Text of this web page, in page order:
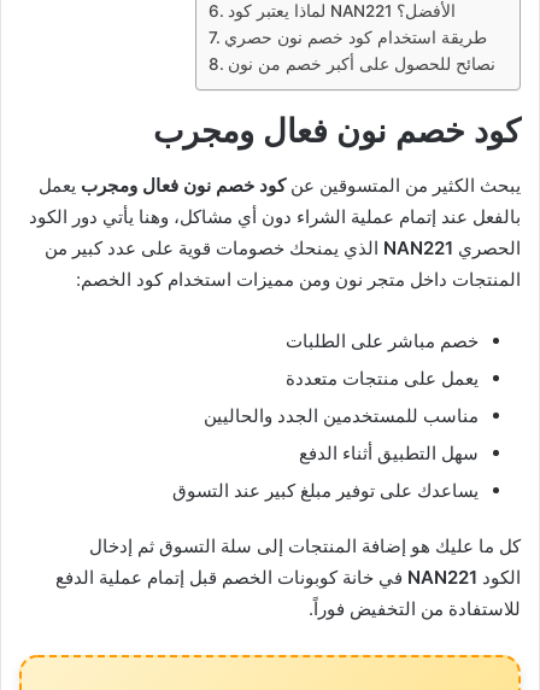
لماذا يعتبر كود NAN221 الأفضل؟
طريقة استخدام كود خصم نون حصري
نصائح للحصول على أكبر خصم من نون
كود خصم نون فعال ومجرب
يبحث الكثير من المتسوقين عنكود خصم نون فعال ومجرب يعمل
بالفعل عند إتمام عملية الشراء دون أي مشاكل، وهنا يأتي دور الكود
الحصري NAN221 الذي يمنحك خصومات قوية على عدد كبير من
المنتجات داخل متجر نون ومن مميزات استخدام كود الخصم:
خصم مباشر على الطلبات
يعمل على منتجات متعددة
مناسب للمستخدمين الجدد والحاليين
سهل التطبيق أثناء الدفع
يساعدك على توفير مبلغ كبير عند التسوق
كل ما عليك هو إضافة المنتجات إلى سلة التسوق ثم إدخال
الكود NAN221 في خانة كوبونات الخصم قبل إتمام عملية الدفع
للاستفادة من التخفيض فوراً.